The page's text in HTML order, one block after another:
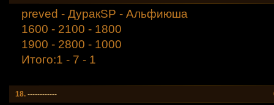
preved - ДуракSP - Альфиюша
1600 - 2100 - 1800
1900 - 2800 - 1000
Итого:1 - 7 - 1
18. ------------